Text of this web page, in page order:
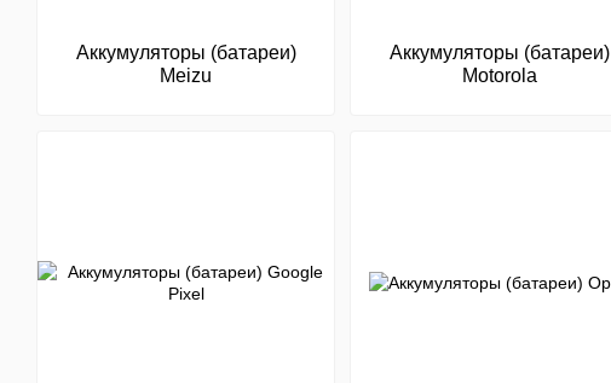
Аккумуляторы (батареи)
Meizu
Аккумуляторы (батареи)
Motorola